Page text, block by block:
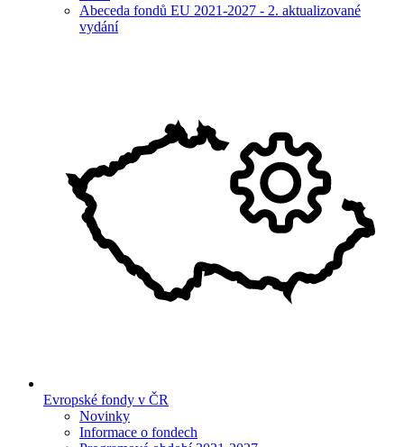
Abeceda fondů EU 2021-2027 - 2. aktualizované
vydání
Evropské fondy v ČR
Novinky
Informace o fondech